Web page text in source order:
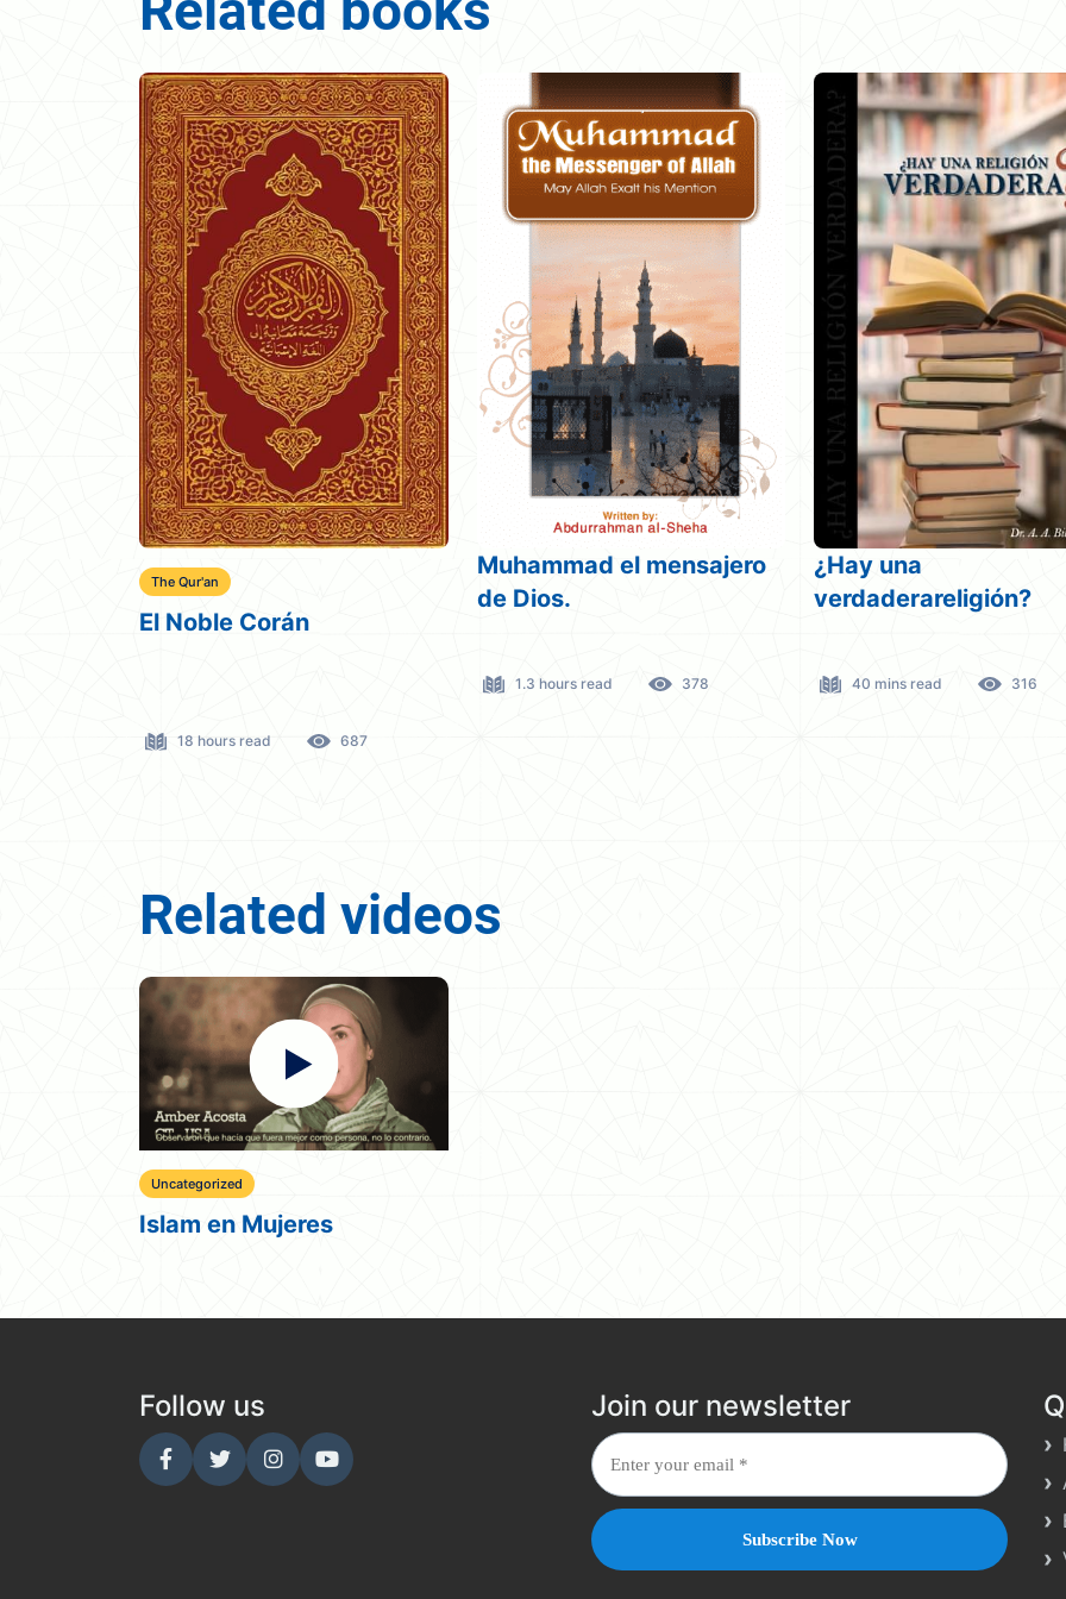
Muhammad el mensajero
de Dios.
¿Hay una
verdaderareligión?
40 mins read 316
Las mujeres en el Islam
vs.mitos y tradiciones
1.6 hours read 713
Related videos
Uncategorized
Islam en Mujeres
Follow us Join our newsletter